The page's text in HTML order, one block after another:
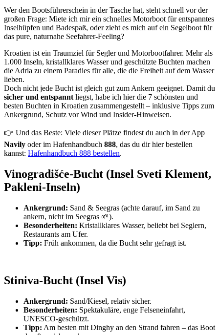
Wer den Bootsführerschein in der Tasche hat, steht schnell vor der
großen Frage: Miete ich mir ein schnelles Motorboot für entspanntes
Inselhüpfen und Badespaß, oder zieht es mich auf ein Segelboot für
das pure, naturnahe Seefahrer-Feeling?
Kroatien ist ein Traumziel für Segler und Motorbootfahrer. Mehr als
1.000 Inseln, kristallklares Wasser und geschützte Buchten machen
die Adria zu einem Paradies für alle, die die Freiheit auf dem Wasser
lieben.
Doch nicht jede Bucht ist gleich gut zum Ankern geeignet. Damit du
sicher und entspannt liegst, habe ich hier die 7 schönsten und
besten Buchten in Kroatien zusammengestellt – inklusive Tipps zum
Ankergrund, Schutz vor Wind und Insider-Hinweisen.
👉 Und das Beste: Viele dieser Plätze findest du auch in der App
Navily oder im Hafenhandbuch 888, das du dir hier bestellen
kannst: Hafenhandbuch 888 bestellen.
Vinogradišće-Bucht (Insel Sveti Klement,
Pakleni-Inseln)
Ankergrund: Sand & Seegras (achte darauf, im Sand zu
ankern, nicht im Seegras 🌱).
Besonderheiten: Kristallklares Wasser, beliebt bei Seglern,
Restaurants am Ufer.
Tipp: Früh ankommen, da die Bucht sehr gefragt ist.
Stiniva-Bucht (Insel Vis)
Ankergrund: Sand/Kiesel, relativ sicher.
Besonderheiten: Spektakuläre, enge Felseneinfahrt,
UNESCO-geschützt.
Tipp: Am besten mit Dinghy an den Strand fahren – das Boot